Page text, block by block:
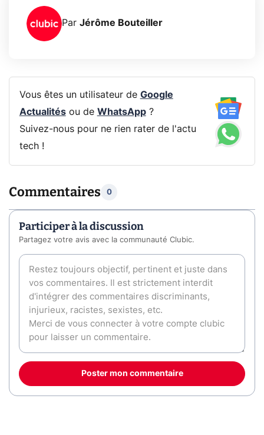
Par Jérôme Bouteiller
Vous êtes un utilisateur de Google
Actualitésou de WhatsApp?
Suivez-nous pour ne rien rater de l'actu
tech !
Commentaires 0
Participer à la discussion
Partagez votre avis avec la communauté Clubic.
Poster mon commentaire